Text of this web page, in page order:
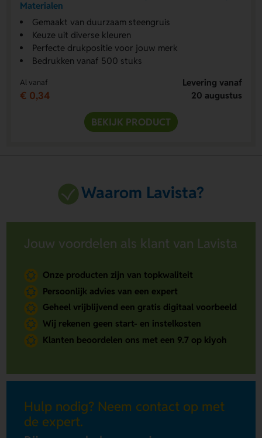
Materialen
Gemaakt van duurzaam steengruis
Keuze uit diverse kleuren
Perfecte drukpositie voor jouw merk
Bedrukken vanaf 500 stuks
Al vanaf
€ 0,34
Levering vanaf
20 augustus
BEKIJK PRODUCT
Waarom Lavista?
Jouw voordelen als klant van Lavista
Onze producten zijn van topkwaliteit
Persoonlijk advies van een expert
Geheel vrijblijvend een gratis digitaal voorbeeld
Wij rekenen geen start- en instelkosten
Klanten beoordelen ons met een 9.7 op kiyoh
Hulp nodig? Neem contact op met
de expert.